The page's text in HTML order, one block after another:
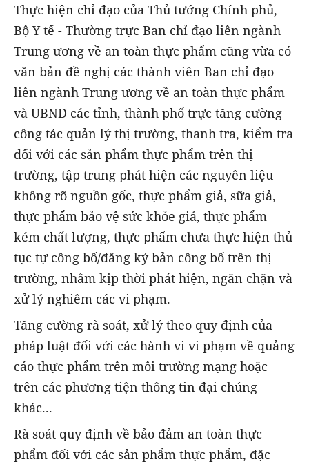
Thực hiện chỉ đạo của Thủ tướng Chính phủ,
Bộ Y tế - Thường trực Ban chỉ đạo liên ngành
Trung ương về an toàn thực phẩm cũng vừa có
văn bản đề nghị các thành viên Ban chỉ đạo
liên ngành Trung ương về an toàn thực phẩm
và UBND các tỉnh, thành phố trực tăng cường
công tác quản lý thị trường, thanh tra, kiểm tra
đối với các sản phẩm thực phẩm trên thị
trường, tập trung phát hiện các nguyên liệu
không rõ nguồn gốc, thực phẩm giả, sữa giả,
thực phẩm bảo vệ sức khỏe giả, thực phẩm
kém chất lượng, thực phẩm chưa thực hiện thủ
tục tự công bố/đăng ký bản công bố trên thị
trường, nhằm kịp thời phát hiện, ngăn chặn và
xử lý nghiêm các vi phạm.
Tăng cường rà soát, xử lý theo quy định của
pháp luật đối với các hành vi vi phạm về quảng
cáo thực phẩm trên môi trường mạng hoặc
trên các phương tiện thông tin đại chúng
khác...
Rà soát quy định về bảo đảm an toàn thực
phẩm đối với các sản phẩm thực phẩm, đặc